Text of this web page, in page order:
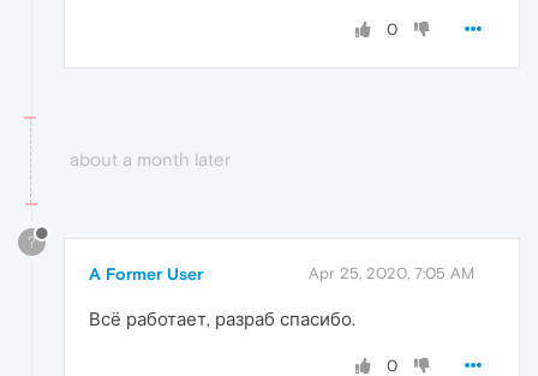
0
about a month later
?
A Former User Apr 25, 2020, 7:05 AM
Всё работает, разраб спасибо.
0